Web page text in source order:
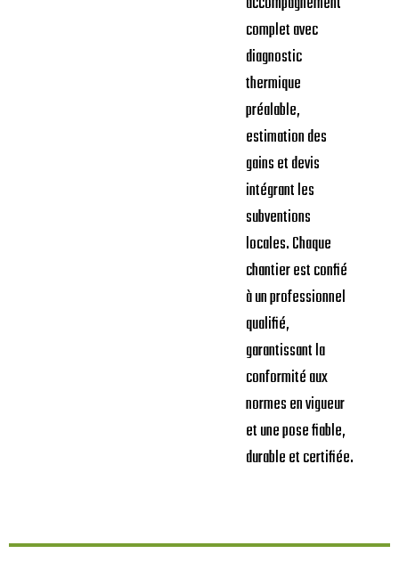
complet avec
diagnostic
thermique
préalable,
estimation des
gains et devis
intégrant les
subventions
locales. Chaque
chantier est confié
à un professionnel
qualifié,
garantissant la
conformité aux
normes en vigueur
et une pose fiable,
durable et certifiée.